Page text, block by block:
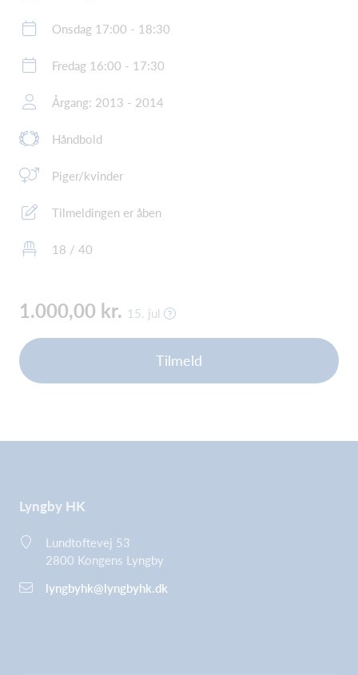
Onsdag 17:00 - 18:30
Fredag 16:00 - 17:30
Årgang: 2013 - 2014
Håndbold
Piger/kvinder
Tilmeldingen er åben
18 / 40
1.000,00 kr. 15. jul
Tilmeld
Lyngby HK
Lundtoftevej 53
2800 Kongens Lyngby
lyngbyhk@lyngbyhk.dk